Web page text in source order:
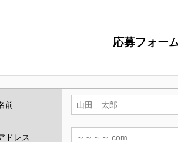
応募フォー
前
ドレス